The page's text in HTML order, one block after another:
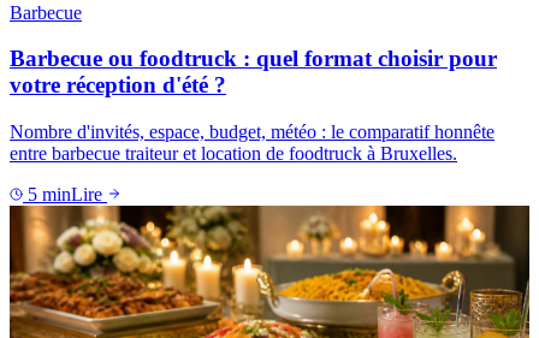
Barbecue
Barbecue ou foodtruck : quel format choisir pour
votre réception d'été ?
Nombre d'invités, espace, budget, météo : le comparatif honnête
entre barbecue traiteur et location de foodtruck à Bruxelles.
5 minLire